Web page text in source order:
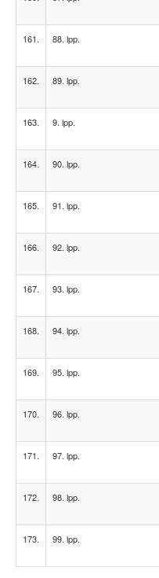
161. 88. lpp.
162. 89. lpp.
163. 9. lpp.
164. 90. lpp.
165. 91. lpp.
166. 92. lpp.
167. 93. lpp.
168. 94. lpp.
169. 95. lpp.
170. 96. lpp.
171. 97. lpp.
172. 98. lpp.
173. 99. lpp.